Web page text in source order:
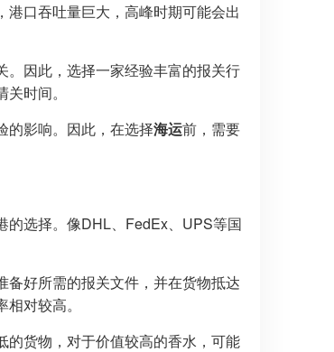
口吞吐量巨大，高峰时期可能会出
。因此，选择一家经验丰富的报关行
时间。
的影响。因此，在选择海运前，需要
的选择。像DHL、FedEx、UPS等国
好所需的报关文件，并在货物抵达
对较高。
的货物，对于价值较高的香水，可能